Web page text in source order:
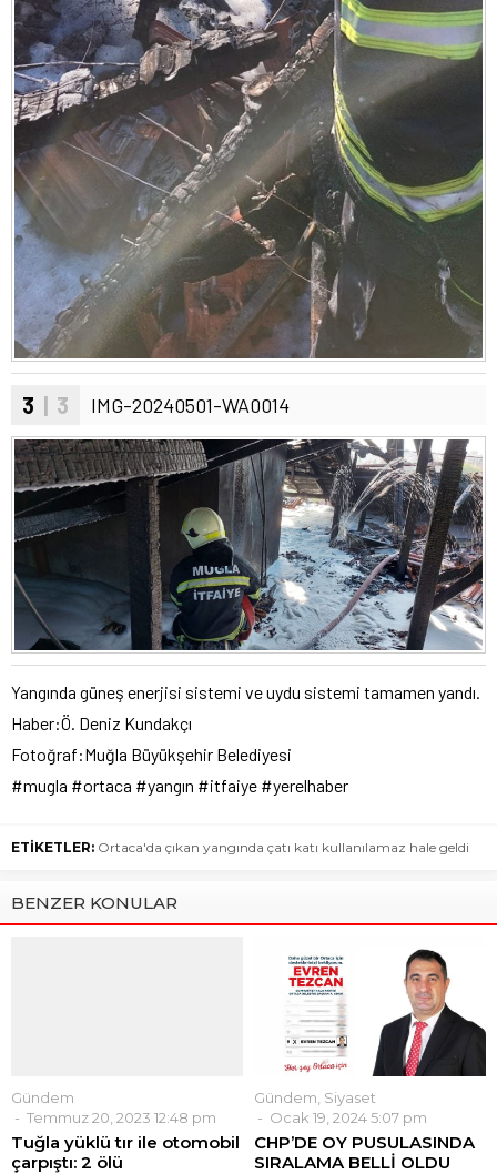
3 | 3 IMG-20240501-WA0014
Yangında güneş enerjisi sistemi ve uydu sistemi tamamen yandı.
Haber:Ö. Deniz Kundakçı
Fotoğraf:Muğla Büyükşehir Belediyesi
#mugla #ortaca #yangın #itfaiye #yerelhaber
ETİKETLER: Ortaca'da çıkan yangında çatı katı kullanılamaz hale geldi
BENZER KONULAR
Gündem
Temmuz 20, 2023 12:48 pm
Tuğla yüklü tır ile otomobil
çarpıştı: 2 ölü
Gündem Siyaset
Ocak 19, 2024 5:07 pm
CHP’DE OY PUSULASINDA
SIRALAMA BELLİ OLDU